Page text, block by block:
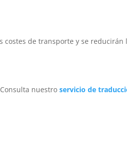
costes de transporte y se reducirán
nuestro servicio de